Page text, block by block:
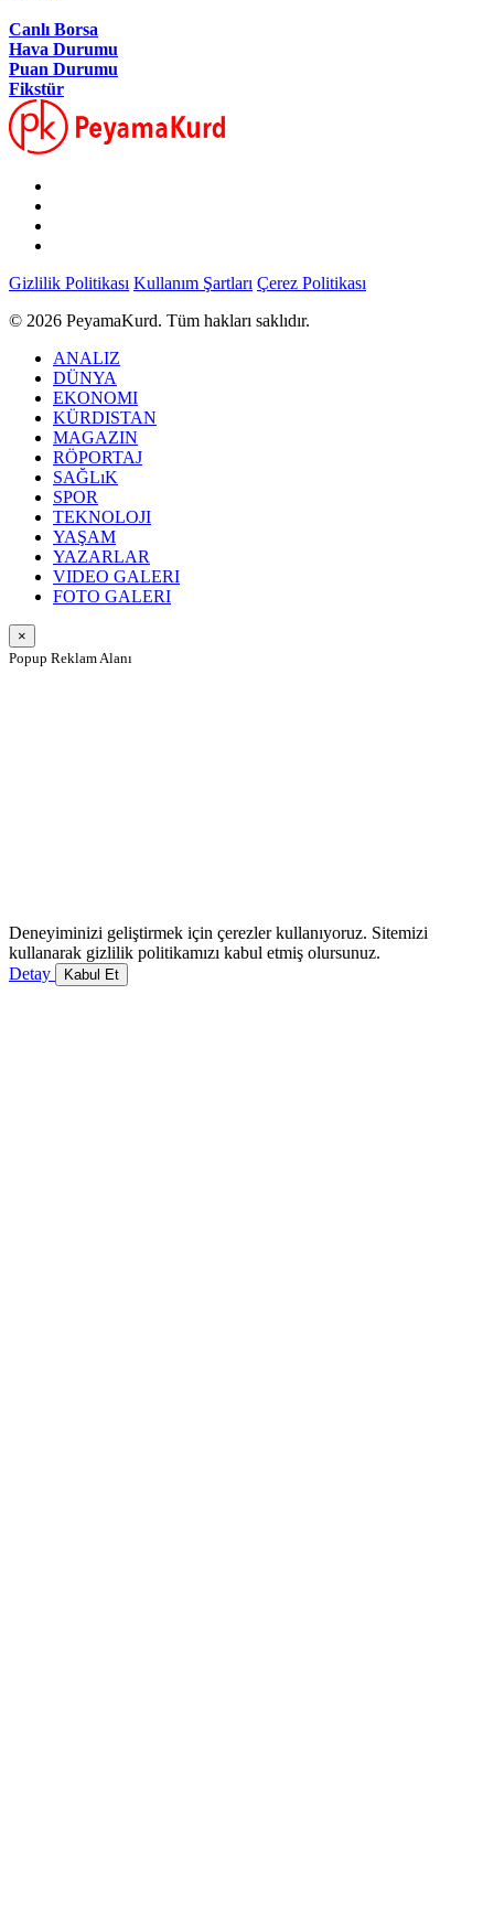
Canlı Borsa
Hava Durumu
Puan Durumu
Fikstür
Gizlilik Politikası Kullanım Şartları Çerez Politikası
© 2026 PeyamaKurd. Tüm hakları saklıdır.
ANALIZ
DÜNYA
EKONOMI
KÜRDISTAN
MAGAZIN
RÖPORTAJ
SAĞLıK
SPOR
TEKNOLOJI
YAŞAM
YAZARLAR
VIDEO GALERI
FOTO GALERI
×
Popup Reklam Alanı
Deneyiminizi geliştirmek için çerezler kullanıyoruz. Sitemizi
kullanarak gizlilik politikamızı kabul etmiş olursunuz.
Detay
Kabul Et